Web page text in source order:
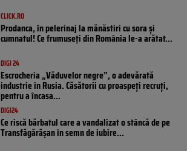
CLICK.RO
Prodanca, în pelerinaj la mănăstiri cu sora și
cumnatul! Ce frumuseți din România le-a arătat...
DIGI 24
Escrocheria „Văduvelor negre”, o adevărată
industrie în Rusia. Căsătorii cu proaspeți recruți,
pentru a încasa...
DIGI24
Ce riscă bărbatul care a vandalizat o stâncă de pe
Transfăgărășan în semn de iubire...